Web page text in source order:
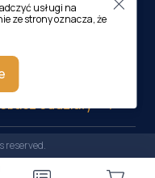
oddziały
reserved.
usługi na
ze strony oznacza, że